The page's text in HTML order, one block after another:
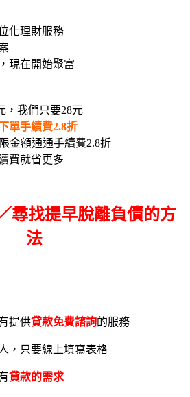
化理財服務
現在開始聚富
，我們只要28元
單手續費2.8折
金額通通手續費2.8折
費就省更多
尋找提早脫離負債的方
法
提供貸款免費諮詢的服務
，只要線上填寫表格
貸款的需求